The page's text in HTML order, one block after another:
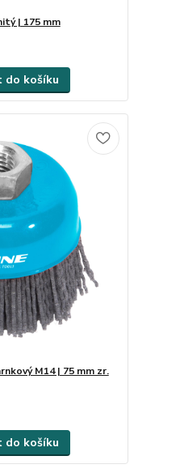
| 175 mm
do košíku
M14 | 75 mm zr.
do košíku